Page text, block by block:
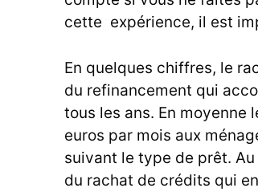
cette expérience, il est
En quelques chiffres, le
du refinancement qui
tous les ans. En
euros par mois aux
suivant le type de prêt.
du rachat de crédits qui